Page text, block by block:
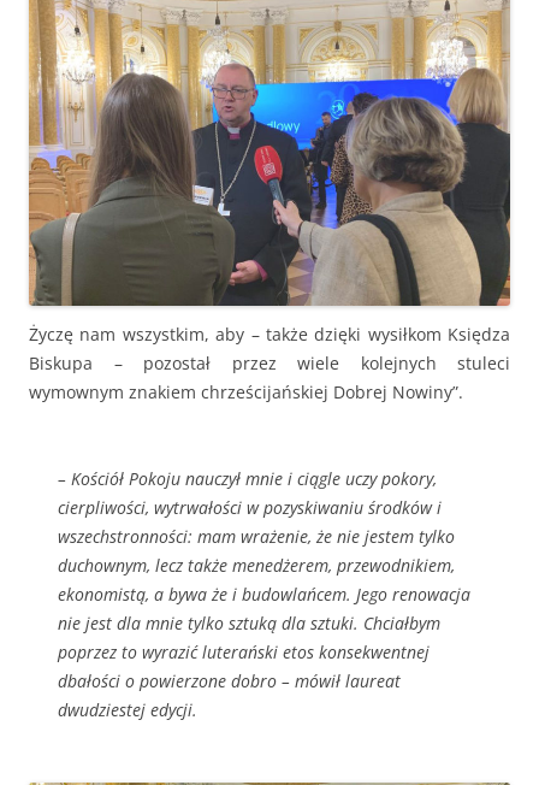
Życzę nam wszystkim, aby – także dzięki wysiłkom Księdza
Biskupa – pozostał przez wiele kolejnych stuleci
wymownym znakiem chrześcijańskiej Dobrej Nowiny”.
– Kościół Pokoju nauczył mnie i ciągle uczy pokory,
cierpliwości, wytrwałości w pozyskiwaniu środków i
wszechstronności: mam wrażenie, że nie jestem tylko
duchownym, lecz także menedżerem, przewodnikiem,
ekonomistą, a bywa że i budowlańcem. Jego renowacja
nie jest dla mnie tylko sztuką dla sztuki. Chciałbym
poprzez to wyrazić luterański etos konsekwentnej
dbałości o powierzone dobro – mówił laureat
dwudziestej edycji.